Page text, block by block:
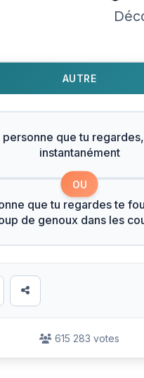
AUTRE
personne que tu
instantanément
OU
que tu regardes te
de genoux dans les
615 283 votes